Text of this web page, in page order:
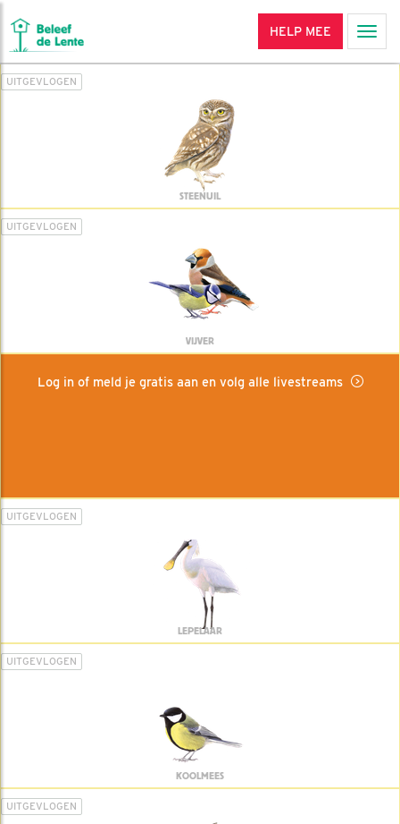
HELP MEE
UITGEVLOGEN
STEENUIL
UITGEVLOGEN
VIJVER
Log in of meld je gratis aan en volg alle livestreams
UITGEVLOGEN
LEPELAAR
UITGEVLOGEN
KOOLMEES
UITGEVLOGEN